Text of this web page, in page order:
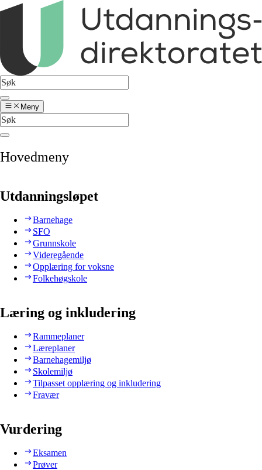
Meny
Hovedmeny
Utdanningsløpet
Barnehage
SFO
Grunnskole
Videregående
Opplæring for voksne
Folkehøgskole
Læring og inkludering
Rammeplaner
Læreplaner
Barnehagemiljø
Skolemiljø
Tilpasset opplæring og inkludering
Fravær
Vurdering
Eksamen
Prøver